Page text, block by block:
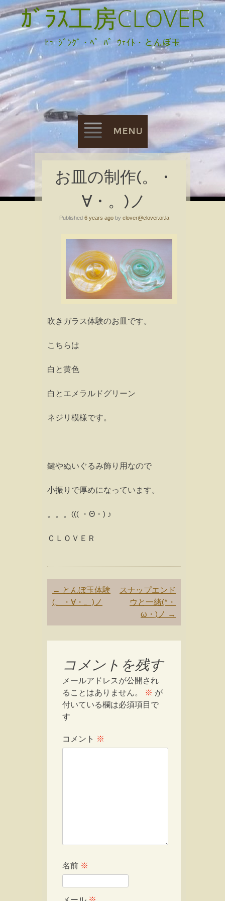
ｶﾞﾗｽ工房CLOVER
ﾋｭｰｼﾞﾝｸﾞ・ﾍﾟｰﾊﾟｰｳｪｲﾄ・とんぼ玉
MENU
Skip
to
content
お皿の制作(。・
∀・。)ノ
Published 6 years agoby clover@clover.or.la
吹きガラス体験のお皿です。
こちらは
白と黄色
白とエメラルドグリーン
ネジリ模様です。
鍵やぬいぐるみ飾り用なので
小振りで厚めになっています。
。。。((( ・Θ・) ♪
ＣＬＯＶＥＲ
Post
navigation
← とんぼ玉体験
(。・∀・。)ノ
スナップエンド
ウと一緒(*・
ω・)ノ →
コメントを残す
メールアドレスが公開され
ることはありません。
※ が
付いている欄は必須項目で
す
コメント ※
名前 ※